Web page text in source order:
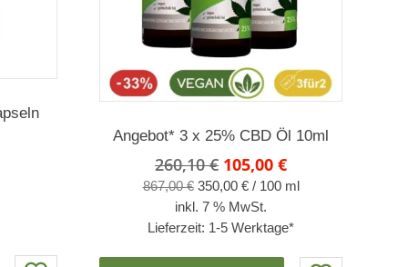
€.
Angebot* 3 x 25% CBD Öl 10ml
260,10€ Ursprünglicher
Preis
war:
260,10 €
105,00€Aktueller
Preis
105,00 €.
867,00€ 350,00 €/ 100 ml
inkl. 7 % MwSt.
Lieferzeit: 1-5 Werktage*